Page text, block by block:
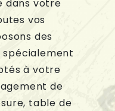
dans votre
vos
des
à votre
de
table de